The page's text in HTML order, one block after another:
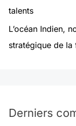
talents
L’océan Indien,
stratégique de la
Derniers